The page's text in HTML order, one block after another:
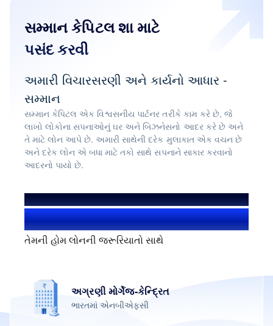
સમ્માન કેપિટલ શા માટે
પસંદ કરવી
અમારી વિચારસરણી અને કાર્યનો આધાર -
સમ્માન
સમ્માન કેપિટલ એક વિશ્વસનીય પાર્ટનર તરીકે કામ કરે છે, જે
લાખો લોકોના સપનાઓનું ઘર અને બિઝનેસનો આદર કરે છે અને
તે માટે લોન આપે છે. અમારી સાથેની દરેક મુલાકાત એક વચન છે
અને દરેક લોન એ બધા માટે તકો સાથે સપનાને સાકાર કરવાનો
આદરનો પાયો છે.
અમે મદદ કરી છે
1.4+ મિલિયન યૂઝર
તેમની હોમ લોનની જરૂરિયાતો સાથે
અગ્રણી મોર્ગેજ-કેન્દ્રિત
ભારતમાં એનબીએફસી